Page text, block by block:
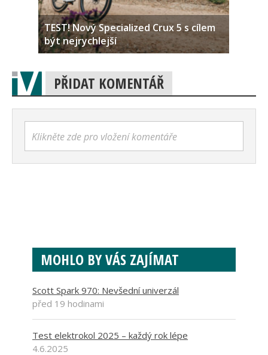
TEST! Nový Specialized Crux 5 s cílem
být nejrychlejší
PŘIDAT KOMENTÁŘ
Klikněte zde pro vložení komentáře
MOHLO BY VÁS ZAJÍMAT
Scott Spark 970: Nevšední univerzál
před 19 hodinami
Test elektrokol 2025 – každý rok lépe
4.6.2025